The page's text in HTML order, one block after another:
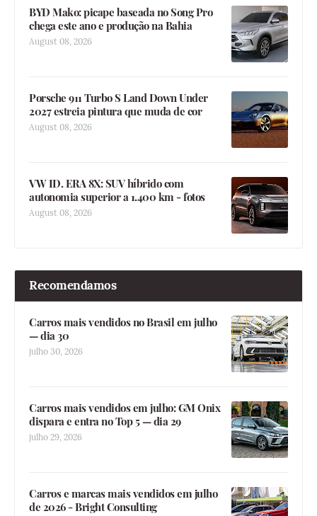
BYD Mako: picape baseada no Song Pro
chega este ano e produção na Bahia
August 08, 2026
Porsche 911 Turbo S Land Down Under
2027 estreia pintura que muda de cor
August 08, 2026
VW ID. ERA 8X: SUV híbrido com
autonomia superior a 1.400 km - fotos
August 08, 2026
Recomendamos
Carros mais vendidos no Brasil em julho
— dia 30
julho 30, 2026
Carros mais vendidos em julho: GM Onix
dispara e entra no Top 5 — dia 29
julho 29, 2026
Carros e marcas mais vendidos em julho
de 2026 - Bright Consulting